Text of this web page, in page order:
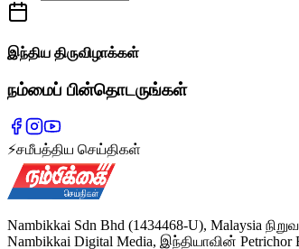
இந்திய திருவிழாக்கள்
நம்மைப் பின்தொடருங்கள்
⚡சமீபத்திய செய்திகள்
Nambikkai Sdn Bhd (1434468-U), Malaysia
Nambikkai Digital Media, இந்தியாவின் Petrichor